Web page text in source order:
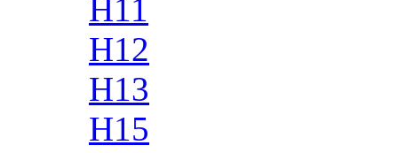
H11
H12
H13
H15